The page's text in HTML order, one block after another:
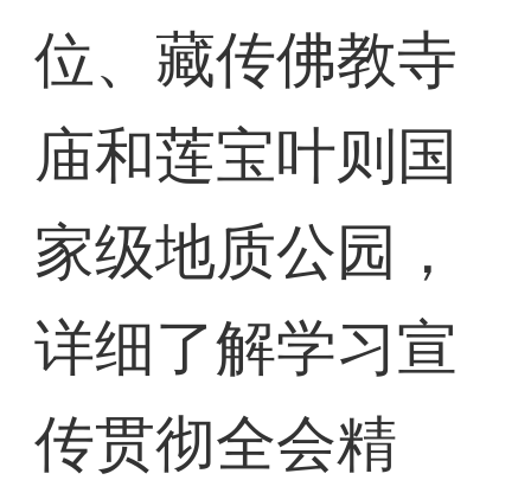
位、藏传佛教寺
庙和莲宝叶则国
家级地质公园，
详细了解学习宣
传贯彻全会精